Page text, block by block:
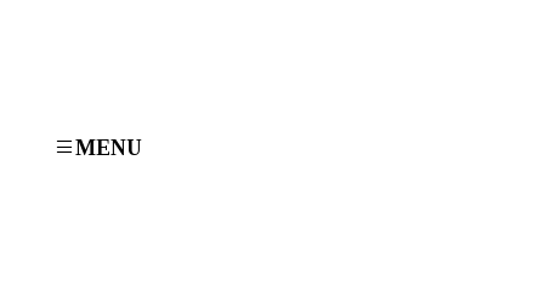
MENU